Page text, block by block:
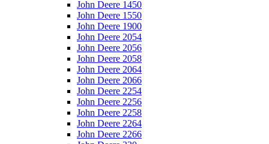
John Deere 1450
John Deere 1550
John Deere 1900
John Deere 2054
John Deere 2056
John Deere 2058
John Deere 2064
John Deere 2066
John Deere 2254
John Deere 2256
John Deere 2258
John Deere 2264
John Deere 2266